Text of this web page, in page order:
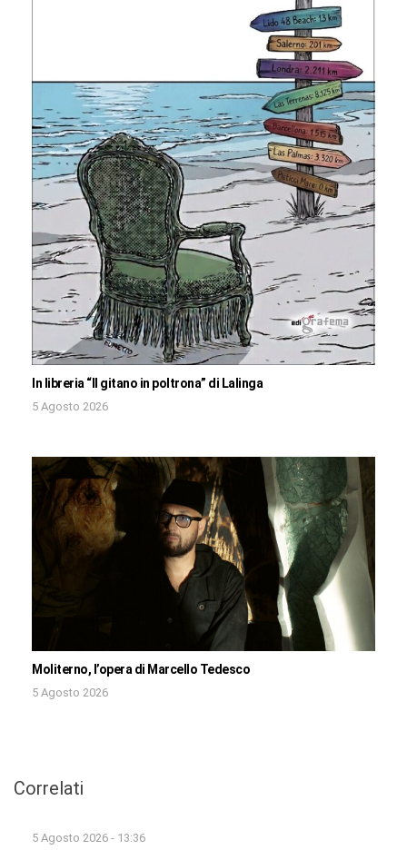
In libreria “Il gitano in poltrona” di Lalinga
5 Agosto 2026
Moliterno, l’opera di Marcello Tedesco
5 Agosto 2026
Correlati
5 Agosto 2026 - 13:36